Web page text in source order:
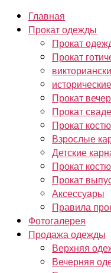
Главная
Прокат одежды
Прокат
Прокат
Прокат
Прокат
Прокат
Взрослые
Детские
Прокат
Прокат
Аксессуары
Правила
Фотогалерея
Продажа одежды
Верхняя
Вечерняя